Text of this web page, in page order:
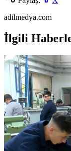
adilmedya.com
İlgili